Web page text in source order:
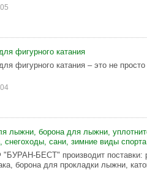
фигурного катания
фигурного катания – это не
лыжни, борона для лыжни,
снегоходы, сани, зимние виды спорта
БЕСТ" производит поставки:
борона для прокладки лыжни,